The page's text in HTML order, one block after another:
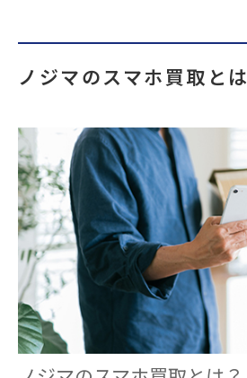
ノジマのスマホ買取とは